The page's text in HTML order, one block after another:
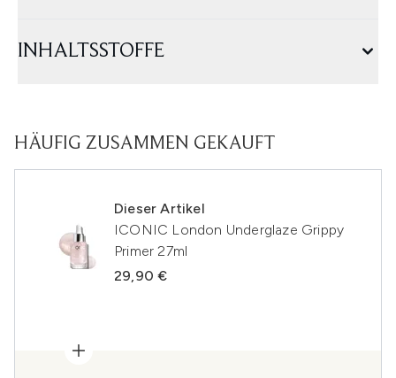
INHALTSSTOFFE
HÄUFIG ZUSAMMEN GEKAUFT
Dieser Artikel
ICONIC London Underglaze Grippy
Primer 27ml
29,90 €